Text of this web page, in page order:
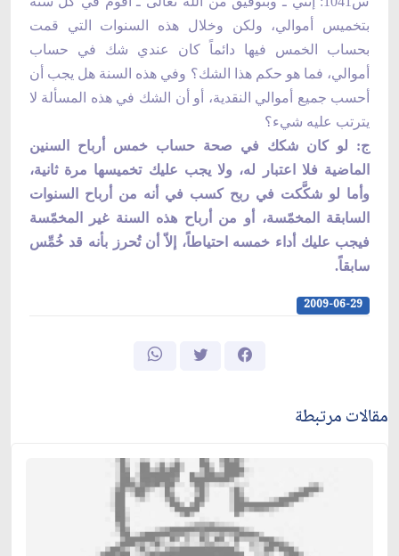
بتخميس أموالي، ولكن وخلال هذه السنوات التي قمت
بحساب الخمس فيها دائماً كان عندي شك في حساب
أموالي، فما هو حكم هذا الشك؟ وفي هذه السنة هل يجب أن
أحسب جميع أموالي النقدية، أو أن الشك في هذه المسألة لا
يترتب عليه شيء؟
ج: لو كان شكك في صحة حساب خمس أرباح السنين
الماضية فلا اعتبار له، ولا يجب عليك تخميسها مرة ثانية،
وأما لو شكَّكت في ربح كسب في أنه من أرباح السنوات
السابقة المخمّسة، أو من أرباح هذه السنة غير المخمّسة
فيجب عليك أداء خمسه احتياطاً، إلاّ أن تُحرز بأنه قد خُمِّس
سابقاً.
2009-06-29
مقالات مرتبطة